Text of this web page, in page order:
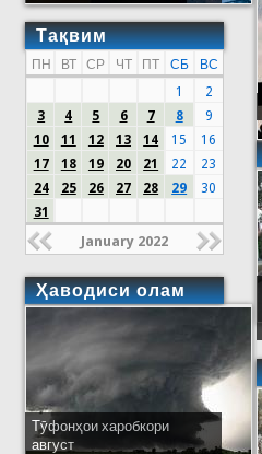
Тақвим
ПН ВТ СР ЧТ ПТ СБ
ВС
1
2
3
4 5 6 7 8
9
10
11 12 13 14 15
16
17
18 19 20 21 22
23
24
25 26 27 28 29
30
31
January 2022
Ҳаводиси олам
Тӯфонҳои харобкори
август